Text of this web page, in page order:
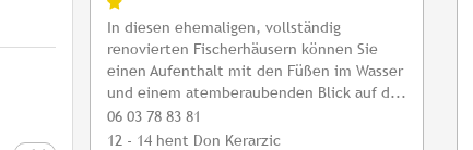
In diesen ehemaligen, vollständig
renovierten Fischerhäusern können Sie
einen Aufenthalt mit den Füßen im Wasser
und einem atemberaubenden Blick auf d...
06 03 78 83 81
12 - 14 hent Don Kerarzic